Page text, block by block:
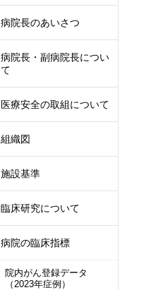
病院長のあいさつ
病院長・副病院長につい
て
医療安全の取組について
組織図
施設基準
臨床研究について
病院の臨床指標
院内がん登録データ
（2023年症例）